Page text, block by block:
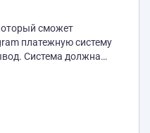
сможет
платежную систему
мы должны